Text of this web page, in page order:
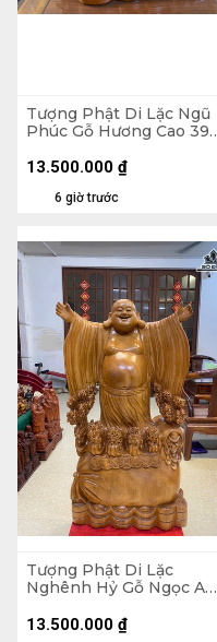
Tượng Phật Di Lặc Ngũ
Phúc Gỗ Hương Cao 39
6 giờ trước
13.500.000 ₫
Tượng Phật Di Lặc
Nghênh Hỷ Gỗ Ngọc Am
(cm)
13.500.000 ₫